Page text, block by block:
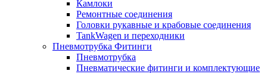
Камлоки
Ремонтные соединения
Головки рукавные и крабовые соединения
TankWagen и переходники
Пневмотрубка Фитинги
Пневмотрубка
Пневматические фитинги и комплектующие